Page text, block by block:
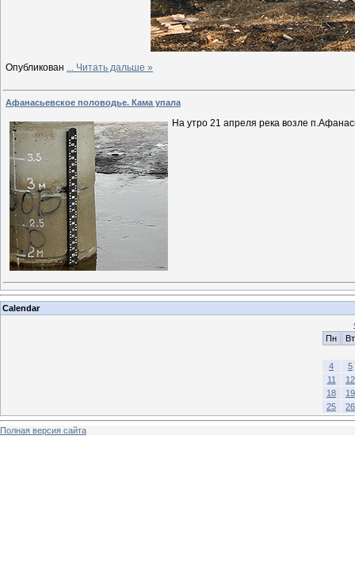
Опубликован ... Читать дальше »
Афанасьевское половодье. Кама упала
На утро 21 апреля река возле
Calendar
Пн
Вт
4
5
11
12
18
19
25
26
Полная версия сайта